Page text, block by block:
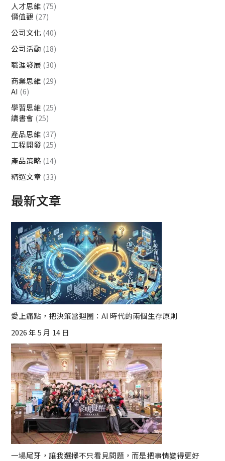
人才思維 (75)
價值觀 (27)
公司文化 (40)
公司活動 (18)
職涯發展 (30)
商業思維 (29)
AI (6)
學習思維 (25)
讀書會 (25)
產品思維 (37)
工程開發 (25)
產品策略 (14)
精選文章 (33)
最新文章
愛上痛點，把決策當迴圈：AI 時代的兩個生存原則
2026 年 5 月 14 日
一場尾牙，讓我選擇不只看見問題，而是把事情變得更好